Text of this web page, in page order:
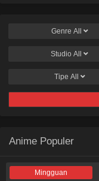
Genre All
Studio All
Tipe All
Anime Populer
Mingguan